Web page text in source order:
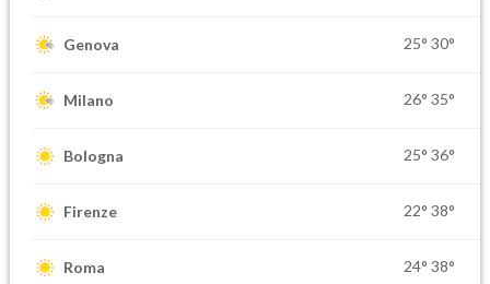
Genova 25° 30°
Milano 26° 35°
Bologna 25° 36°
Firenze 22° 38°
Roma 24° 38°